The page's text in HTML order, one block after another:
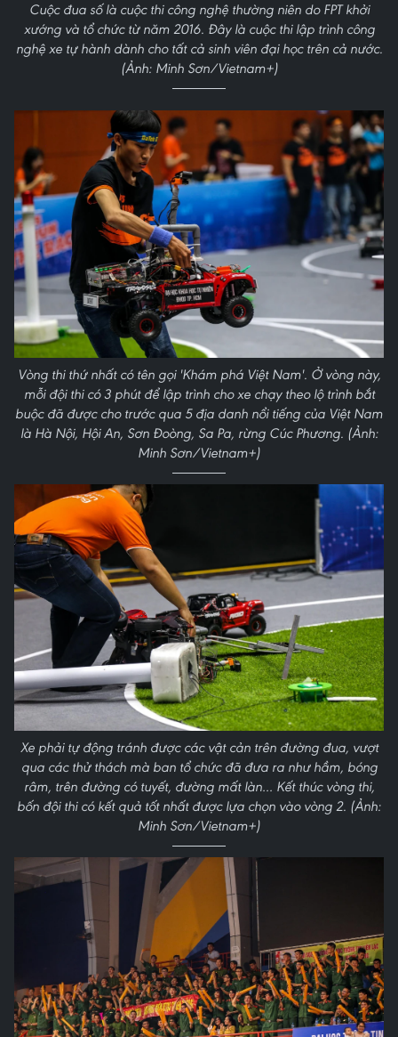
Cuộc đua số là cuộc thi công nghệ thường niên do FPT khởi
xướng và tổ chức từ năm 2016. Đây là cuộc thi lập trình công
nghệ xe tự hành dành cho tất cả sinh viên đại học trên cả nước.
(Ảnh: Minh Sơn/Vietnam+)
Vòng thi thứ nhất có tên gọi 'Khám phá Việt Nam'. Ở vòng này,
mỗi đội thi có 3 phút để lập trình cho xe chạy theo lộ trình bắt
buộc đã được cho trước qua 5 địa danh nổi tiếng của Việt Nam
là Hà Nội, Hội An, Sơn Đoòng, Sa Pa, rừng Cúc Phương. (Ảnh:
Minh Sơn/Vietnam+)
Xe phải tự động tránh được các vật cản trên đường đua, vượt
qua các thử thách mà ban tổ chức đã đưa ra như hầm, bóng
râm, trên đường có tuyết, đường mất làn… Kết thúc vòng thi,
bốn đội thi có kết quả tốt nhất được lựa chọn vào vòng 2. (Ảnh:
Minh Sơn/Vietnam+)